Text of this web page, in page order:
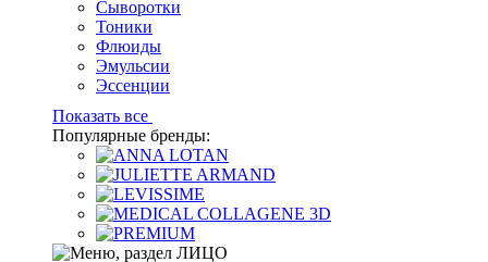
Сыворотки
Тоники
Флюиды
Эмульсии
Эссенции
Показать все
Популярные бренды: